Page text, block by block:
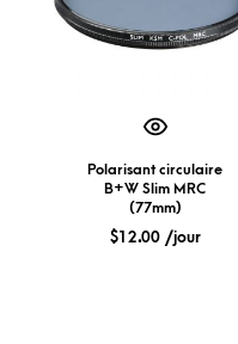
Polarisant circulaire
B+W Slim MRC
(77mm)
$12.00/jour